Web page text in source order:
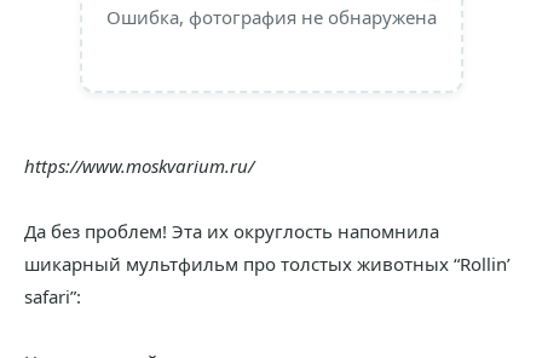
Ошибка, фотография не обнаружена
https://www.moskvarium.ru/
Да без проблем! Эта их округлость напомнила
шикарный мультфильм про толстых животных “Rollin’
safari”: